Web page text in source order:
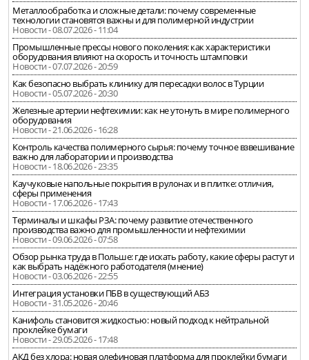
Металлообработка и сложные детали: почему современные
технологии становятся важны и для полимерной индустрии
Новости - 08.07.2026 - 11:04
Промышленные прессы нового поколения: как характеристики
оборудования влияют на скорость и точность штамповки
Новости - 07.07.2026 - 20:59
Как безопасно выбрать клинику для пересадки волос в Турции
Новости - 05.07.2026 - 20:30
Железные артерии нефтехимии: как не утонуть в мире полимерного
оборудования
Новости - 21.06.2026 - 16:28
Контроль качества полимерного сырья: почему точное взвешивание
важно для лаборатории и производства
Новости - 18.06.2026 - 23:35
Каучуковые напольные покрытия в рулонах и в плитке: отличия,
сферы применения
Новости - 17.06.2026 - 17:43
Терминалы и шкафы РЗА: почему развитие отечественного
производства важно для промышленности и нефтехимии
Новости - 09.06.2026 - 07:58
Обзор рынка труда в Польше: где искать работу, какие сферы растут и
как выбрать надёжного работодателя (мнение)
Новости - 03.06.2026 - 22:55
Интеграция установки ПБВ в существующий АБЗ
Новости - 31.05.2026 - 20:46
Канифоль становится жидкостью: новый подход к нейтральной
проклейке бумаги
Новости - 29.05.2026 - 17:48
АКД без хлора: новая олефиновая платформа для проклейки бумаги